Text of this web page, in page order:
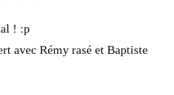
! :p
avec Rémy rasé et Baptiste